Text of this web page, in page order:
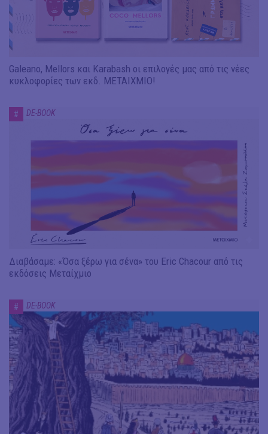
Galeano, Mellors και Karabash οι επιλογές μας από τις νέες
κυκλοφορίες των εκδ. ΜΕΤΑΙΧΜΙΟ!
# DE-BOOK
Διαβάσαμε: «Όσα ξέρω για σένα» του Eric Chacour από τις
εκδόσεις Μεταίχμιο
# DE-BOOK